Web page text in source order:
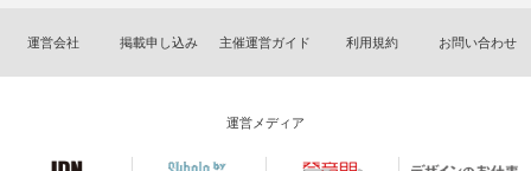
運営会社 掲載申し込み 主催運営ガイド 利用規約 お問い合わせ
運営メディア